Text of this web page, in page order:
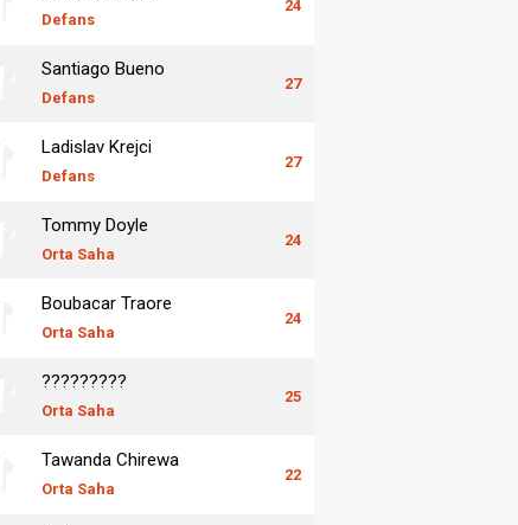
Defans
24
Santiago Bueno
Defans
27
Ladislav Krejci
Defans
27
Tommy Doyle
Orta Saha
24
Boubacar Traore
Orta Saha
24
?????????
Orta Saha
25
Tawanda Chirewa
Orta Saha
22